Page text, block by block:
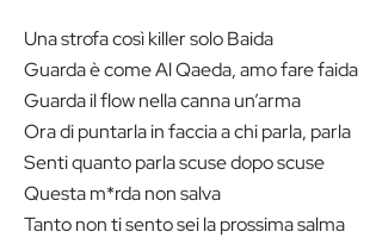
Una strofa così killer solo Baida
Guarda è come Al Qaeda, amo fare faida
Guarda il flow nella canna un’arma
Ora di puntarla in faccia a chi parla, parla
Senti quanto parla scuse dopo scuse
Questa m*rda non salva
Tanto non ti sento sei la prossima salma